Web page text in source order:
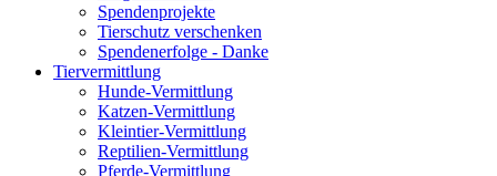
Spendenprojekte
Tierschutz verschenken
Spendenerfolge - Danke
Tiervermittlung
Hunde-Vermittlung
Katzen-Vermittlung
Kleintier-Vermittlung
Reptilien-Vermittlung
Pferde-Vermittlung